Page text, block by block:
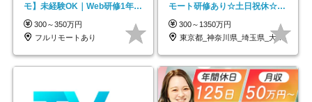
モ】未経験OK｜Web研修1年間
｜副業OK
300～350万円
フルリモートあり
モート研修あり☆土日祝休☆20
代～30代活躍/b
300～1350万円
東京都_神奈川県_埼玉県_大阪府_愛知県…